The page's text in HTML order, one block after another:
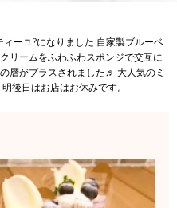
ーユ?になりました 自家製ブルーベ
リームをふわふわスポンジで交互に
層がプラスされました♬ 大人気のミ
後日はお店はお休みです。